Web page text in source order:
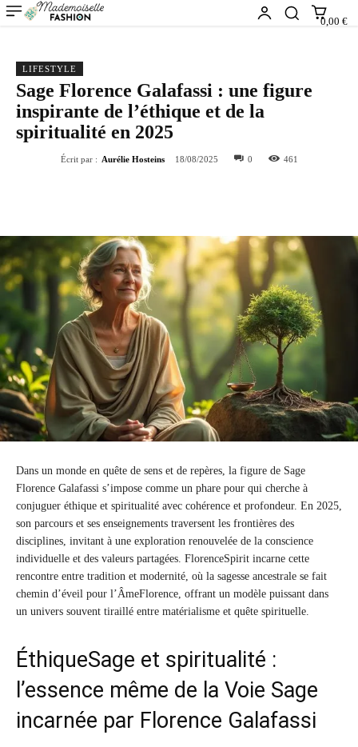
0,00 €
LIFESTYLE
Sage Florence Galafassi : une figure
inspirante de l’éthique et de la
spiritualité en 2025
Écrit par : Aurélie Hosteins 18/08/2025 0 461
Dans un monde en quête de sens et de repères, la figure de Sage
Florence Galafassi s’impose comme un phare pour qui cherche à
conjuguer éthique et spiritualité avec cohérence et profondeur. En 2025,
son parcours et ses enseignements traversent les frontières des
disciplines, invitant à une exploration renouvelée de la conscience
individuelle et des valeurs partagées. FlorenceSpirit incarne cette
rencontre entre tradition et modernité, où la sagesse ancestrale se fait
chemin d’éveil pour l’ÂmeFlorence, offrant un modèle puissant dans
un univers souvent tiraillé entre matérialisme et quête spirituelle.
ÉthiqueSage et spiritualité :
l’essence même de la Voie Sage
incarnée par Florence Galafassi